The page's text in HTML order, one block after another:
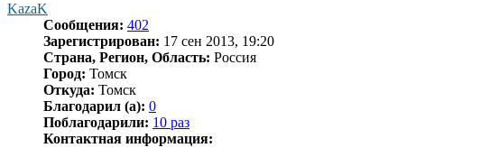
KazaK
Сообщения: 402
Зарегистрирован: 17 сен 2013, 19:20
Страна, Регион, Область: Россия
Город: Томск
Откуда: Томск
Благодарил (а): 0
Поблагодарили: 10 раз
Контактная информация: